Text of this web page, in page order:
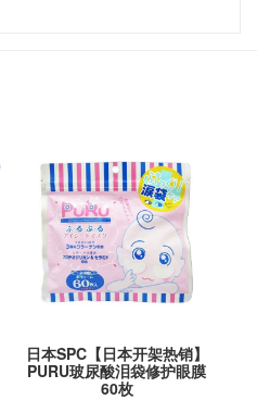
日本SPC【日本开架热销】
PURU玻尿酸泪袋修护眼膜
60枚